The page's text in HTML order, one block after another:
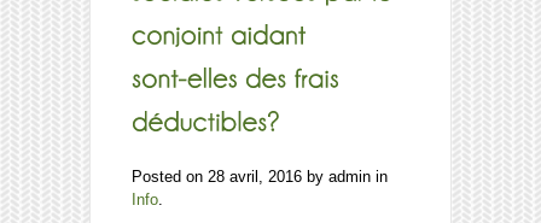
Posted on 28 avril, 2016 by admin in
Info.